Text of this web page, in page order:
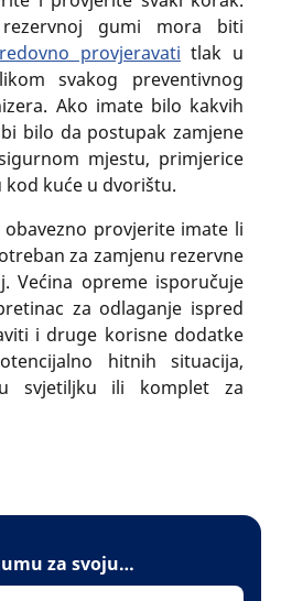
gumi mora biti
provjeravati tlak u
svakog preventivnog
Ako imate bilo kakvih
bilo da postupak zamjene
mjestu, primjerice
kuće u dvorištu.
provjerite imate li
za zamjenu rezervne
Većina opreme isporučuje
za odlaganje ispred
i druge korisne dodatke
hitnih situacija,
svjetiljku ili komplet za
za svoju…